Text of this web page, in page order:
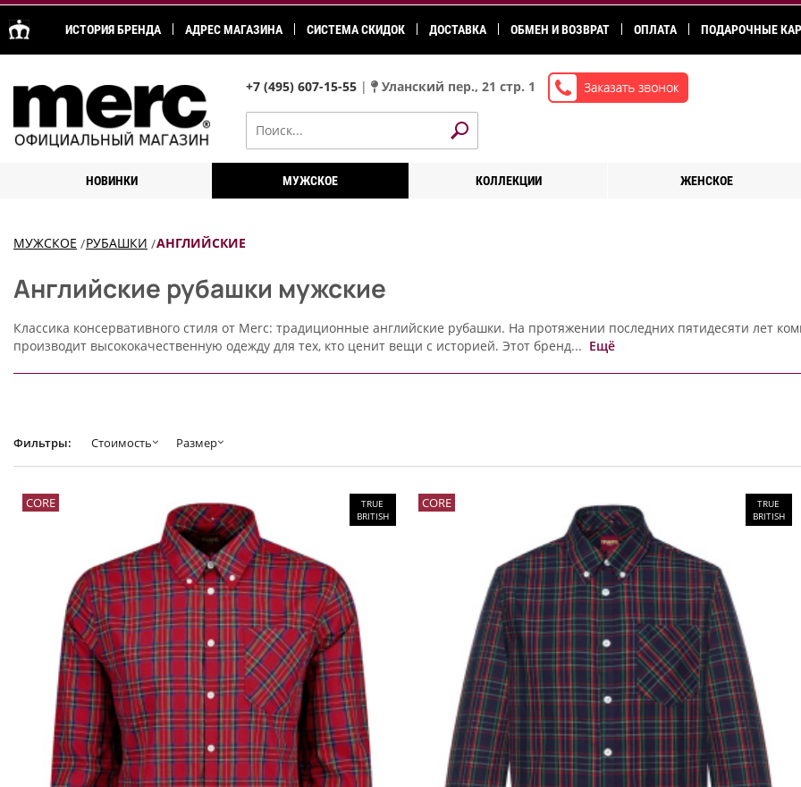
ИСТОРИЯ БРЕНДА АДРЕС МАГАЗИНА СИСТЕМА СКИДОК ДОСТАВКА ОБМЕН И ВОЗВРАТ ОПЛАТА ПОДАРОЧНЫЕ
+7 (495) 607-15-55 | Уланский пер., 21 стр. 1
НОВИНКИ МУЖСКОЕ КОЛЛЕКЦИИ ЖЕНСКОЕ
МУЖСКОЕ РУБАШКИ АНГЛИЙСКИЕ
Английские рубашки мужские
Классика консервативного стиля от Merc: традиционные английские рубашки. На протяжении последних пятидесяти лет
производит высококачественную одежду для тех, кто ценит вещи с историей. Этот бренд... Ещё
Фильтры: Стоимость Размер
CORE
TRUE
BRITISH
CORE
TRUE
BRITISH